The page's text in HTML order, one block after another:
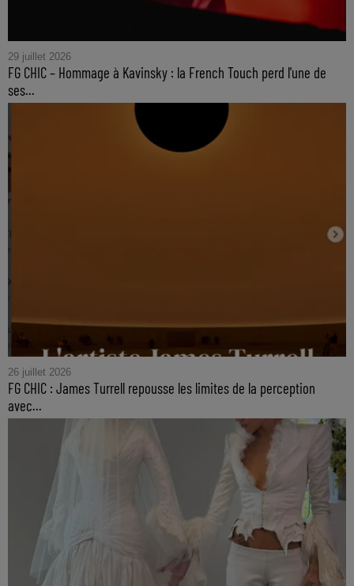
29 juillet 2026
FG CHIC – Hommage à Kavinsky : la French Touch perd l'une de
ses...
26 juillet 2026
FG CHIC : James Turrell repousse les limites de la perception
avec...